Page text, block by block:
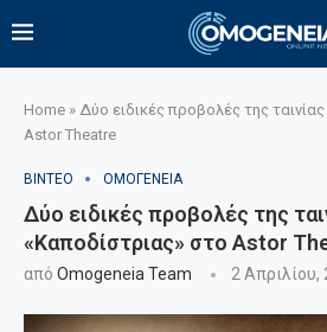
Home » Δύο ειδικές προβολές της
Astor Theatre
ΒΙΝΤΕΟ ΟΜΟΓΕΝΕΙΑ
Δύο ειδικές προβολές της
«Καποδίστριας» στο Astor
από Omogeneia Team 2 Απριλίου,